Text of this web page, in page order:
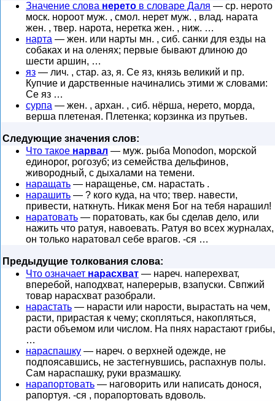
Значение слова нерето в словаре Даля — ср. нерото
моск. нороот муж. , смол. нерет муж. , влад. нарата
жен. , твер. нарота, неретка жен. , ниж. …
нарта — жен. или нарты мн. , сиб. санки для езды на
собаках и на оленях; первые бывают длиною до
шести аршин, …
яз — лич. , стар. аз, я. Се яз, князь великий и пр.
Купчие и дарственные начинались этими ж словами:
Се яз …
сурпа — жен. , архан. , сиб. нёрша, нерето, морда,
верша плетеная. Плетенка; корзинка из прутьев.
Следующие значения слов:
Что такое нарвал — муж. рыба Monodon, морской
единорог, рогозуб; из семейства дельфинов,
живородный, с дыхалами на темени.
наращать — наращенье, см. нарастать .
нарашить — ? кого куда, на что; твер. навести,
привести, наткнуть. Никак меня Бог на тебя нарашил!
наратовать — поратовать, как бы сделав дело, или
нажить что ратуя, навоевать. Ратуя во всех журналах,
он только наратовал себе врагов. -ся …
Предыдущие толкования слова:
Что означает нарасхват — нареч. наперехват,
вперебой, наподхват, наперерыв, взапуски. Свпжий
товар нарасхват разобрали.
нарастать — нарасти или нарости, вырастать на чем,
расти, прирастая к чему; скопляться, накопляться,
расти объемом или числом. На пнях нарастают грибы,
…
нараспашку — нареч. о верхней одежде, не
подпоясавшись, не застегнувшись, распахнув полы.
Сам нараспашку, руки вразмашку.
нарапортовать — наговорить или написать донося,
рапортуя. -ся , порапортовать вдоволь.